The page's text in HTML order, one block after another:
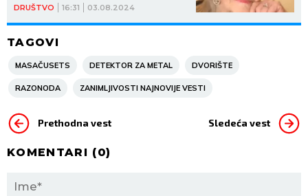
DRUŠTVO 16:31 03.08.2024
TAGOVI
MASAČUSETS DETEKTOR ZA METAL DVORIŠTE
RAZONODA ZANIMLJIVOSTI NAJNOVIJE VESTI
Prethodna vest Sledeća vest
KOMENTARI (0)